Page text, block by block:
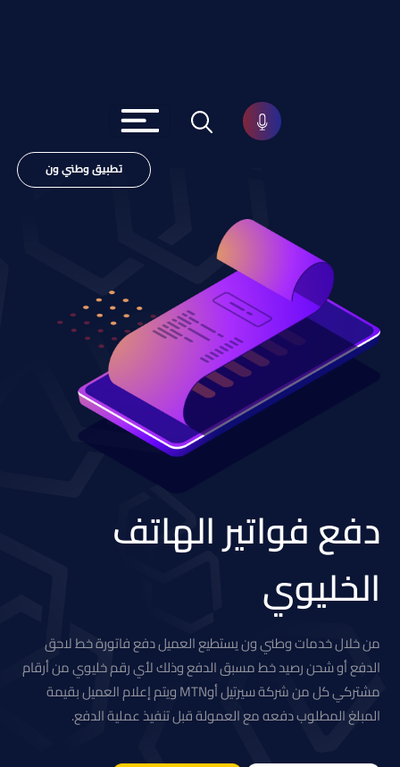
تطبيق وطني ون
دفع فواتير الهاتف
الخليوي
من خلال خدمات وطني ون يستطيع العميل دفع فاتورة خط لاحق
الدفع أو شحن رصيد خط مسبق الدفع وذلك لأي رقم خليوي من أرقام
مشتركي كل من شركة سيرتيل أوMTN ويتم إعلام العميل بقيمة
المبلغ المطلوب دفعه مع العمولة قبل تنفيذ عملية الدفع.